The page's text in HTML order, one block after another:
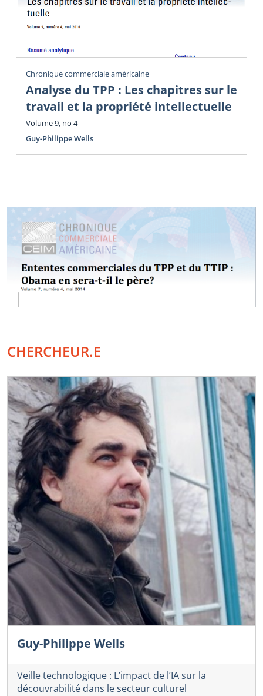
Chronique commerciale américaine
Analyse du TPP : Les chapitres sur le
travail et la propriété intellectuelle
Volume 9, no 4
Guy-Philippe Wells
CHERCHEUR.E
Guy-Philippe Wells
Veille technologique : L’impact de l’IA sur la
découvrabilité dans le secteur culturel